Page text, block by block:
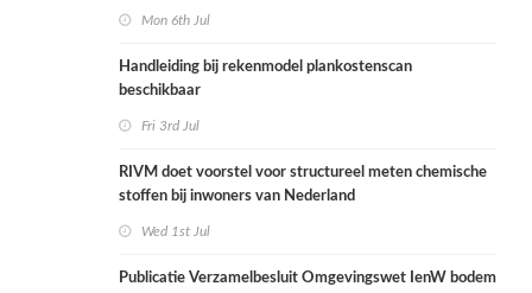
Mon 6th Jul
Handleiding bij rekenmodel plankostenscan
beschikbaar
Fri 3rd Jul
RIVM doet voorstel voor structureel meten chemische
stoffen bij inwoners van Nederland
Wed 1st Jul
Publicatie Verzamelbesluit Omgevingswet IenW bodem